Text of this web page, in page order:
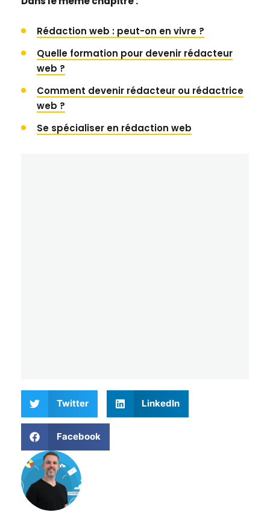
Rédaction web : peut-on en vivre ?
Quelle formation pour devenir rédacteur
web ?
Comment devenir rédacteur ou rédactrice
web ?
Se spécialiser en rédaction web
Twitter LinkedIn
Facebook